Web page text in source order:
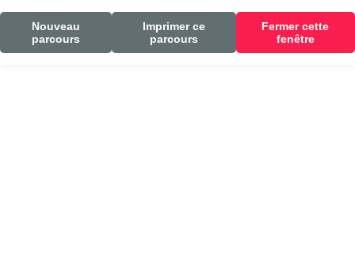
Nouveau
parcours
Imprimer ce
parcours
Fermer cette
fenêtre